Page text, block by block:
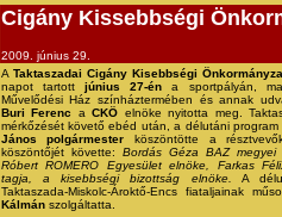
Cigány Kissebbségi
2009. június 29.
A Taktaszadai Cigány Kisebbségi
napot tartott június 27-éna sportpályán,
Művelődési Ház színháztermében és annak
Buri Ferenc a CKÖ elnöke nyitotta meg.
mérkőzését követő ebéd után, a délutáni
János polgármester köszöntötte a
köszöntőjét követte: Bordás Géza BAZ megyei
Róbert ROMERO Egyesület elnöke, Farkas
tagja, a kisebbségi bizottság elnöke.
A
Taktaszada-Miskolc-Ároktő-Encs fiataljainak
Kálmán szolgáltatta.